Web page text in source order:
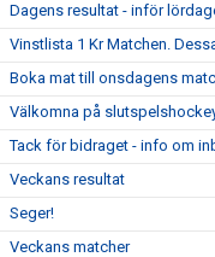
Dagens resultat - inför
Vinstlista 1 Kr Matchen.
Boka mat till onsdagens
Välkomna på
Tack för bidraget - info om
Veckans resultat
Seger!
Veckans matcher